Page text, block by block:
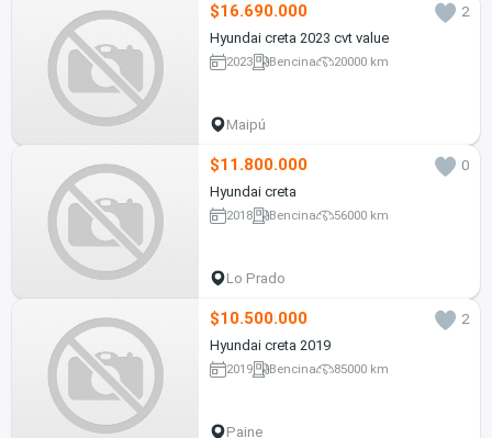
$16.690.000
2
Hyundai creta 2023 cvt value
2023 Bencina 20000 km
Maipú
$11.800.000
0
Hyundai creta
2018 Bencina 56000 km
Lo Prado
$10.500.000
2
Hyundai creta 2019
2019 Bencina 85000 km
Paine